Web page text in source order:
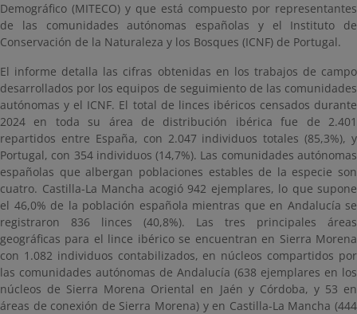
Demográfico (MITECO) y que está compuesto por representantes
de las comunidades autónomas españolas y el Instituto de
Conservación de la Naturaleza y los Bosques (ICNF) de Portugal.
El informe detalla las cifras obtenidas en los trabajos de campo
desarrollados por los equipos de seguimiento de las comunidades
autónomas y el ICNF. El total de linces ibéricos censados durante
2024 en toda su área de distribución ibérica fue de 2.401
repartidos entre España, con 2.047 individuos totales (85,3%), y
Portugal, con 354 individuos (14,7%). Las comunidades autónomas
españolas que albergan poblaciones estables de la especie son
cuatro. Castilla-La Mancha acogió 942 ejemplares, lo que supone
el 46,0% de la población española mientras que en Andalucía se
registraron 836 linces (40,8%). Las tres principales áreas
geográficas para el lince ibérico se encuentran en Sierra Morena
con 1.082 individuos contabilizados, en núcleos compartidos por
las comunidades autónomas de Andalucía (638 ejemplares en los
núcleos de Sierra Morena Oriental en Jaén y Córdoba, y 53 en
áreas de conexión de Sierra Morena) y en Castilla-La Mancha (444